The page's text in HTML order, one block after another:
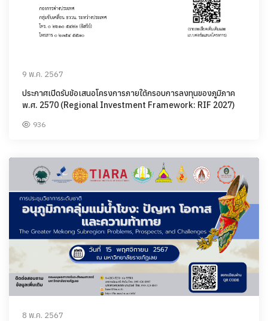
9 พ.ค. 2567
ประกาศเปิดรับข้อเสนอโครงการภายใต้กรอบการลงทุนของภูมิภาค
พ.ศ. 2570 (Regional Investment Framework: RIF 2027)
936
8 พ.ค. 2567